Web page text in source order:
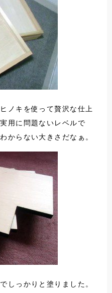
ノキを使って贅沢な仕上
用に問題ないレベルで
からない大きさだなぁ。
しっかりと塗りました。